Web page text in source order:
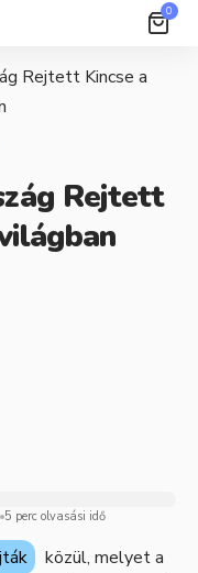
0
Rejtett Kincse a
Rejtett
5 perc olvasási idő
közül, melyet a